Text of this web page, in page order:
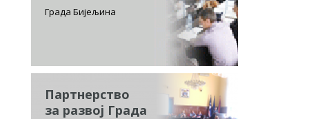
Града Бијељина
Партнерство
за развој Града